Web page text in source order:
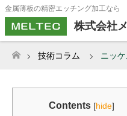
金属薄板の精密エッチング加工なら
株式会社
ホーム
技術コラム ニッ
Contents [hide]